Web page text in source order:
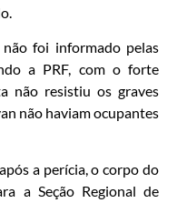
foi informado pelas
a PRF, com o forte
não resistiu os graves
não haviam ocupantes
a perícia, o corpo do
a Seção Regional de